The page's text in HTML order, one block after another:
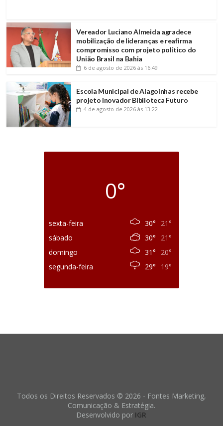
Vereador Luciano Almeida agradece
mobilização de lideranças e reafirma
compromisso com projeto político do
União Brasil na Bahia
6 de agosto de 2026 às 16:49
Escola Municipal de Alagoinhas recebe
projeto inovador Biblioteca Futuro
4 de agosto de 2026 às 13:22
0°
sexta-feira 30°
21°
sábado
30°
21°
domingo
31°
20°
segunda-feira
29° 19°
Todos os Direitos Reservados © 2026 - Fontes Marketing,
Comunicação & Estratégia.
Desenvolvido por IGR